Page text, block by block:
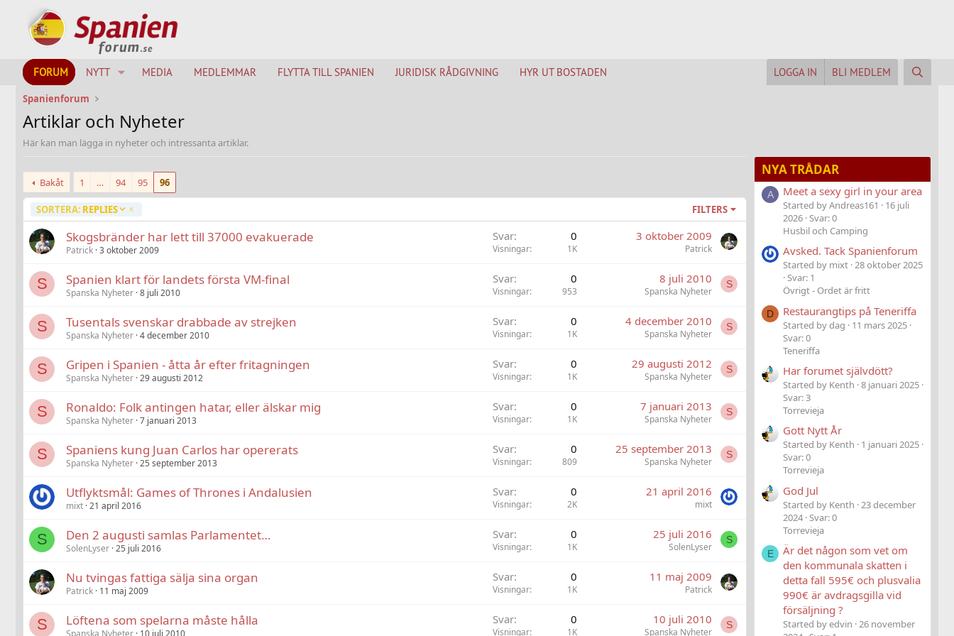
FORUM NYTT MEDIA MEDLEMMAR FLYTTA TILL SPANIEN JURIDISK RÅDGIVNING HYR UT BOSTADEN LOGGA IN BLI MEDLEM
Spanienforum
Artiklar och Nyheter
Här kan man lägga in nyheter och intressanta artiklar.
Bakåt 1 … 94 95 96
SORTERA: REPLIES
F
A
L
L
N
D
E
FILTERS
Skogsbränder har lett till 37000 evakuerade
Patrick 3 oktober 2009
Svar 0
Visningar 1K
3 oktober 2009
Patrick
S Spanien klart för landets första VM-final
Spanska Nyheter 8 juli 2010
Svar 0
Visningar 953
8 juli 2010
Spanska Nyheter
S
S Tusentals svenskar drabbade av strejken
Spanska Nyheter 4 december 2010
Svar 0
Visningar 1K
4 december 2010
Spanska Nyheter
S
S Gripen i Spanien - åtta år efter fritagningen
Spanska Nyheter 29 augusti 2012
Svar 0
Visningar 1K
29 augusti 2012
Spanska Nyheter
S
S Ronaldo: Folk antingen hatar, eller älskar mig
Spanska Nyheter 7 januari 2013
Svar 0
Visningar 1K
7 januari 2013
Spanska Nyheter
S
S Spaniens kung Juan Carlos har opererats
Spanska Nyheter 25 september 2013
Svar 0
Visningar 809
25 september 2013
Spanska Nyheter
S
Utflyktsmål: Games of Thrones i Andalusien
mixt 21 april 2016
Svar 0
Visningar 2K
21 april 2016
mixt
S Den 2 augusti samlas Parlamentet…
SolenLyser 25 juli 2016
Svar 0
Visningar 1K
25 juli 2016
SolenLyser
S
Nu tvingas fattiga sälja sina organ
Patrick 11 maj 2009
Svar 0
Visningar 1K
11 maj 2009
Patrick
S Löftena som spelarna måste hålla
Spanska Nyheter 10 juli 2010
Svar 0
Visningar 1K
10 juli 2010
Spanska Nyheter
S
NYA TRÅDAR
A Meet a sexy girl in your area
Started by Andreas161
16 juli
2026 Svar: 0
Husbil och Camping
Avsked. Tack Spanienforum
Started by mixt 28 oktober 2025
Svar: 1
Övrigt - Ordet är fritt
D Restaurangtips på Teneriffa
Started by dag
11 mars 2025
Svar: 0
Teneriffa
Har forumet självdött?
Started by Kenth 8 januari 2025
Svar: 3
Torrevieja
Gott Nytt År
Started by Kenth
1 januari 2025
Svar: 0
Torrevieja
God Jul
Started by Kenth 23 december
2024 Svar: 0
Torrevieja
E
Är det någon som vet om
den kommunala skatten i
detta fall 595€ och plusvalia
990€ är avdragsgilla vid
försäljning ?
Started by edvin 26 november